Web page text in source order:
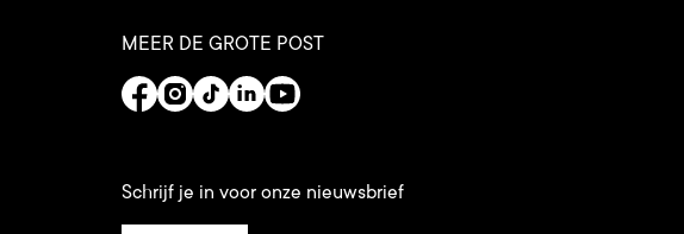
MEER DE GROTE POST
Schrijf je in voor onze nieuwsbrief